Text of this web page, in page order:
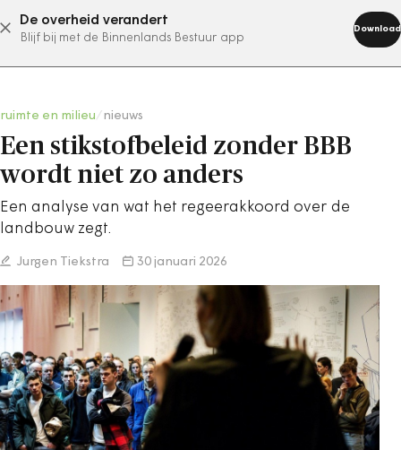
De overheid verandert
Blijf bij met de Binnenlands Bestuur app
Download
abonneer nu
ruimte en milieu nieuws
Een stikstofbeleid zonder BBB
wordt niet zo anders
Een analyse van wat het regeerakkoord over de
landbouw zegt.
Jurgen Tiekstra 30 januari 2026